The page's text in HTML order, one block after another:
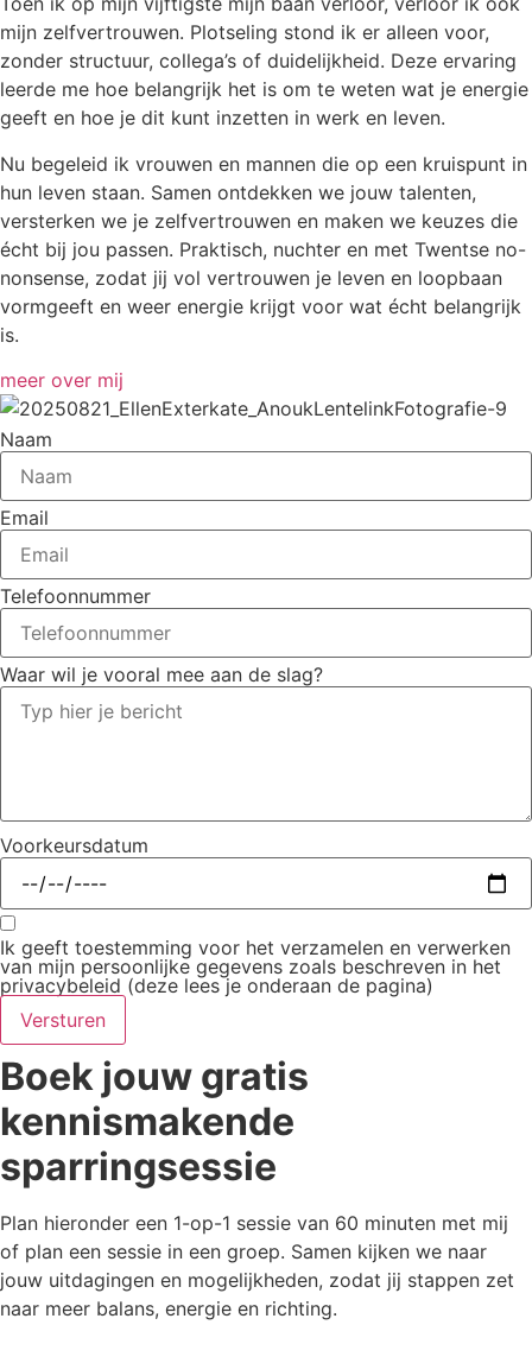
mijn zelfvertrouwen. Plotseling stond ik er alleen voor,
zonder structuur, collega’s of duidelijkheid. Deze ervaring
leerde me hoe belangrijk het is om te weten wat je energie
geeft en hoe je dit kunt inzetten in werk en leven.
Nu begeleid ik vrouwen en mannen die op een kruispunt in
hun leven staan. Samen ontdekken we jouw talenten,
versterken we je zelfvertrouwen en maken we keuzes die
écht bij jou passen. Praktisch, nuchter en met Twentse no-
nonsense, zodat jij vol vertrouwen je leven en loopbaan
vormgeeft en weer energie krijgt voor wat écht belangrijk
is.
meer over mij
Naam
Email
Telefoonnummer
Waar wil je vooral mee aan de slag?
Voorkeursdatum
Ik geeft toestemming voor het verzamelen en verwerken
van mijn persoonlijke gegevens zoals beschreven in het
privacybeleid (deze lees je onderaan de pagina)
Versturen
Boek jouw gratis
kennismakende
sparringsessie
Plan hieronder een 1-op-1 sessie van 60 minuten met mij
of plan een sessie in een groep. Samen kijken we naar
jouw uitdagingen en mogelijkheden, zodat jij stappen zet
naar meer balans, energie en richting.